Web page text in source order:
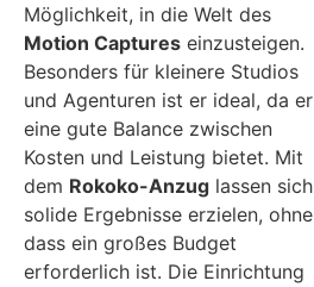
Möglichkeit, in die Welt des
Motion Captures einzusteigen.
Besonders für kleinere Studios
und Agenturen ist er ideal, da er
eine gute Balance zwischen
Kosten und Leistung bietet. Mit
dem Rokoko-Anzug lassen sich
solide Ergebnisse erzielen, ohne
dass ein großes Budget
erforderlich ist. Die Einrichtung